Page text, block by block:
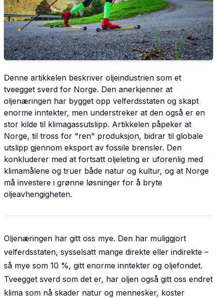
Denne artikkelen beskriver oljeindustrien som et
tveegget sverd for Norge. Den anerkjenner at
oljenæringen har bygget opp velferdsstaten og skapt
enorme inntekter, men understreker at den også er en
stor kilde til klimagassutslipp. Artikkelen påpeker at
Norge, til tross for "ren" produksjon, bidrar til globale
utslipp gjennom eksport av fossile brensler. Den
konkluderer med at fortsatt oljeleting er uforenlig med
klimamålene og truer både natur og kultur, og at Norge
må investere i grønne løsninger for å bryte
oljeavhengigheten.
Oljenæringen har gitt oss mye. Den har muliggjort
velferdsstaten, sysselsatt mange direkte eller indirekte –
så mye som 10 %, gitt enorme inntekter og oljefondet.
Tveegget sverd som det er, har oljen også gitt oss endret
klima som nå skader natur og mennesker, koster